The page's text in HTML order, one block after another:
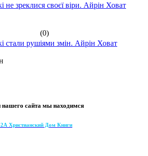
не зреклися своєї віри. Айрін Ховат
(0)
стали рушіями змін. Айрін Ховат
сайта мы находимся
Христианский Дом Книги